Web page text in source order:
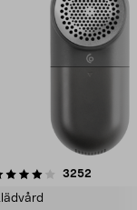
3252
4.5av 5 stjärnor